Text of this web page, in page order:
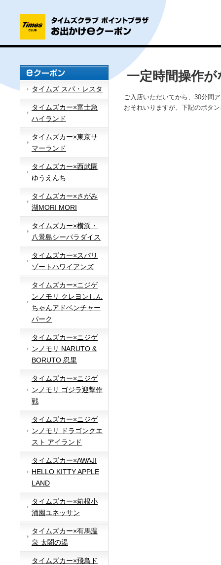
タイムズ スパ・レスタ
タイムズカー×富士急
ハイランド
タイムズカー×東京サ
マーランド
タイムズカー×西武園
ゆうえんち
タイムズカー×さがみ
湖MORI MORI
タイムズカー×横浜・
八景島シーパラダイス
タイムズカー×スパリ
ゾートハワイアンズ
タイムズカー×ニジゲ
ンノモリ クレヨンしん
ちゃんアドベンチャー
パーク
タイムズカー×ニジゲ
ンノモリ NARUTO &
BORUTO 忍里
タイムズカー×ニジゲ
ンノモリ ゴジラ迎撃作
戦
タイムズカー×ニジゲ
ンノモリ ドラゴンクエ
スト アイランド
タイムズカー×AWAJI
HELLO KITTY APPLE
LAND
タイムズカー×箱根小
涌園ユネッサン
タイムズカー×有馬温
泉 太閤の湯
タイムズカー×飛鳥ド
一定時間操作
ご入店いただいてから、30分間
おそれいりますが、下記のボタ